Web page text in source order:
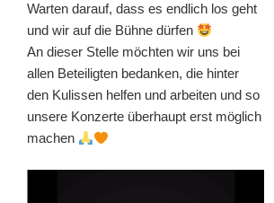
Warten darauf, dass es endlich los geht
und wir auf die Bühne dürfen
An dieser Stelle möchten wir uns bei
allen Beteiligten bedanken, die hinter
den Kulissen helfen und arbeiten und so
unsere Konzerte überhaupt erst möglich
machen